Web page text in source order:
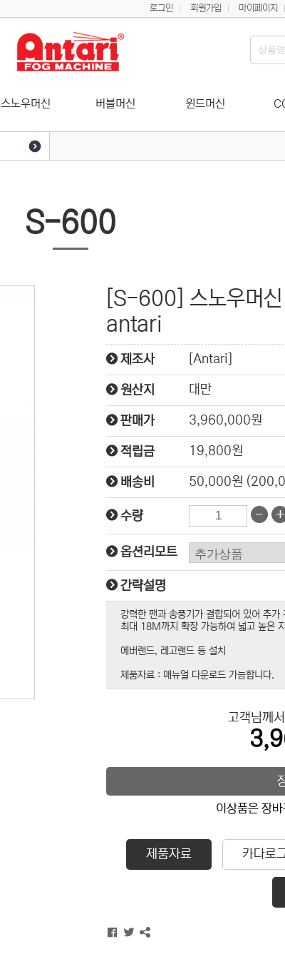
로그인 회원가입 마이페이지
스노우머신 버블머신 윈드머신
S-600
[S-600] 스노우머신
antari
제조사 [Antari]
원산지 대만
판매가 3,960,000원
적립금 19,800원
배송비 50,000원
수량 - +
옵션리모트
간략설명
강력한 팬과 송풍기가 결합되어 있어 추가
최대 18M까지 확장 가능하여 넓고 높은
에버랜드, 레고랜드 등 설치
제품자료 : 매뉴얼 다운로드 가능합니다.
고객님께
이상품은 장
제품자료 카다로